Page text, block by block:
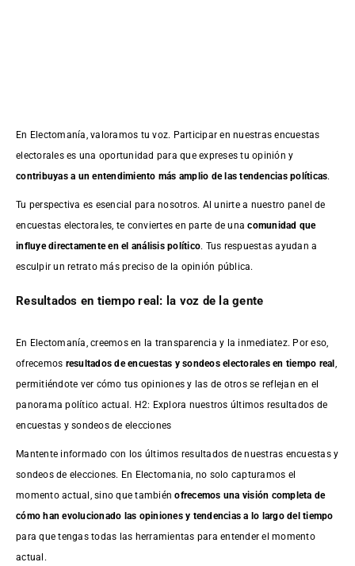
En Electomanía, valoramos tu voz. Participar en nuestras encuestas
electorales es una oportunidad para que expreses tu opinión y
contribuyas a un entendimiento más amplio de las tendencias políticas.
Tu perspectiva es esencial para nosotros. Al unirte a nuestro panel de
encuestas electorales, te conviertes en parte de unacomunidad que
influye directamente en el análisis político. Tus respuestas ayudan a
esculpir un retrato más preciso de la opinión pública.
Resultados en tiempo real: la voz de la gente
En Electomanía, creemos en la transparencia y la inmediatez. Por eso,
ofrecemos resultados deencuestas y sondeos electorales en tiempo real
permitiéndote ver cómo tus opiniones y las de otros se reflejan en el
panorama político actual. H2: Explora nuestros últimos resultados de
encuestas y sondeos de elecciones
Mantente informado con los últimos resultados de nuestras encuestasy
sondeos de elecciones. En Electomania, no solo capturamos el
momento actual, sino que tambiénofrecemos una visión completa de
cómo han evolucionado las opiniones y tendencias a lo largo del tiempo
para que tengas todas las herramientas para entender el momento
actual.